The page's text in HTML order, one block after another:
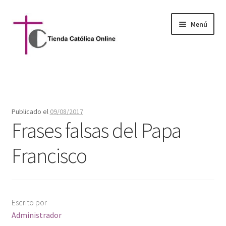
navegación
contenido
Menú
Joyas y complementos
Litúrgicos
Juegos católicos
Publicado el 09/08/2017
Frases falsas del Papa
Francisco
Escrito por
Administrador